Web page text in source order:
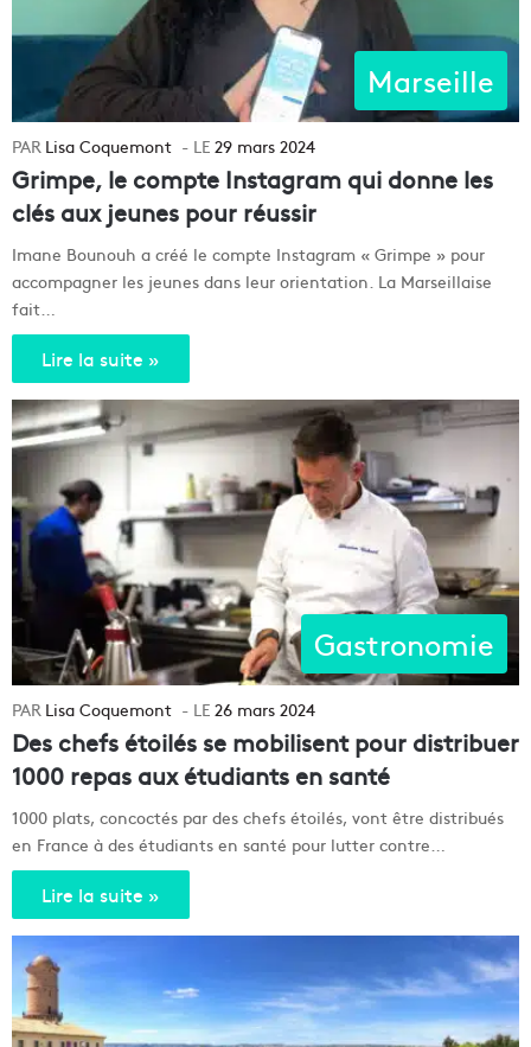
Marseille
Lisa Coquemont 29 mars 2024
Grimpe, le compte Instagram qui donne les
clés aux jeunes pour réussir
Imane Bounouh a créé le compte Instagram « Grimpe » pour
accompagner les jeunes dans leur orientation. La Marseillaise
fait…
Lire la suite »
Gastronomie
Lisa Coquemont 26 mars 2024
Des chefs étoilés se mobilisent pour distribuer
1000 repas aux étudiants en santé
1000 plats, concoctés par des chefs étoilés, vont être distribués
en France à des étudiants en santé pour lutter contre…
Lire la suite »